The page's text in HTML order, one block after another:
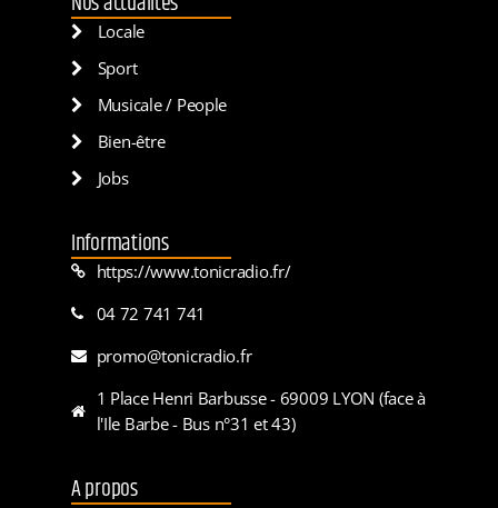
Locale
Sport
Musicale / People
Bien-être
Jobs
Informations
https://www.tonicradio.fr/
04 72 741 741
promo@tonicradio.fr
1 Place Henri Barbusse - 69009 LYON (face à
l'Ile Barbe - Bus n°31 et 43)
A propos